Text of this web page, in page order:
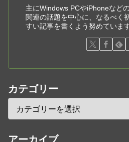
主にWindows PCやiPhoneなど
関連の話題を中心に、なるべく
すい記事を書くよう努めています
カテゴリー
アーカイブ